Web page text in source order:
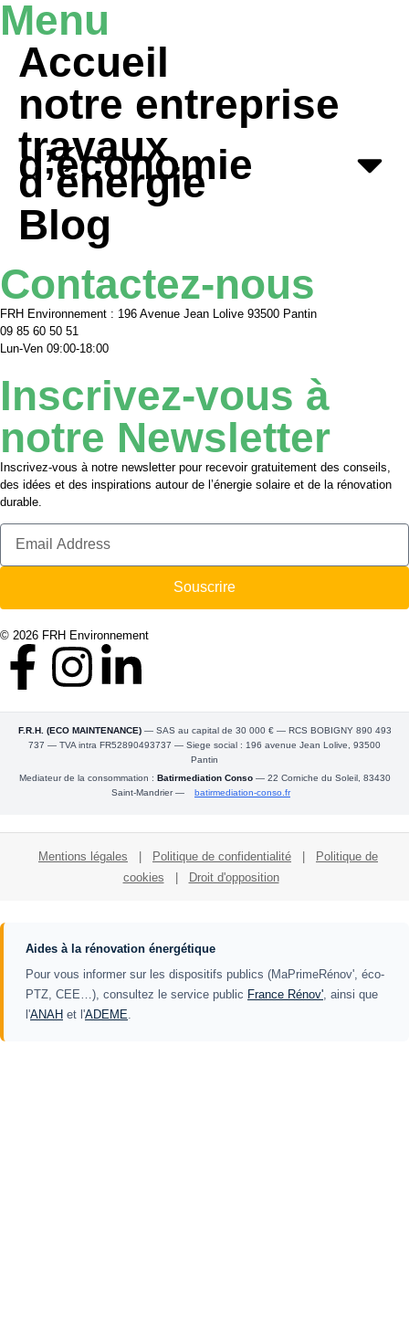
Menu
Accueil
notre entreprise
travaux
d’économie
d’énergie
Blog
Contactez-nous
FRH Environnement : 196 Avenue Jean Lolive 93500 Pantin
09 85 60 50 51
Lun-Ven 09:00-18:00
Inscrivez-vous à
notre Newsletter
Inscrivez-vous à notre newsletter pour recevoir gratuitement des conseils,
des idées et des inspirations autour de l’énergie solaire et de la rénovation
durable.
Souscrire
© 2026 FRH Environnement
F.R.H. (ECO MAINTENANCE)— SAS au capital de 30 000 € — RCS BOBIGNY 890 493
737 — TVA intra FR52890493737 — Siege social : 196 avenue Jean Lolive, 93500
Pantin
Mediateur de la consommation : Batirmediation Conso— 22 Corniche du Soleil, 83430
Saint-Mandrier —
batirmediation-conso.fr
Mentions légales Politique de confidentialité
Politique de
cookies
Droit d'opposition
Aides à la rénovation énergétique
Pour vous informer sur les dispositifs publics (MaPrimeRénov', éco-
PTZ, CEE…), consultez le service public France Rénov' , ainsi que
l'ANAH et l'ADEME